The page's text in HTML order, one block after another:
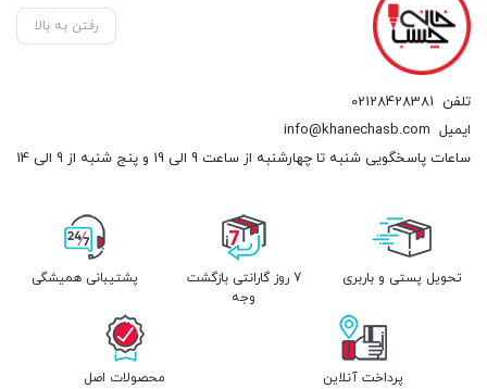
رفتن به بالا
تلفن 02128428381
ایمیل info@khanechasb.com
ساعات پاسخگویی شنبه تا چهارشنبه از ساعت 9 الی 19 و پنج شنبه از 9 الی 14
تحویل پستی و باربری
7 روز گارانتی بازگشت
وجه
پشتیبانی همیشگی
پرداخت آنلاین محصولات اصل